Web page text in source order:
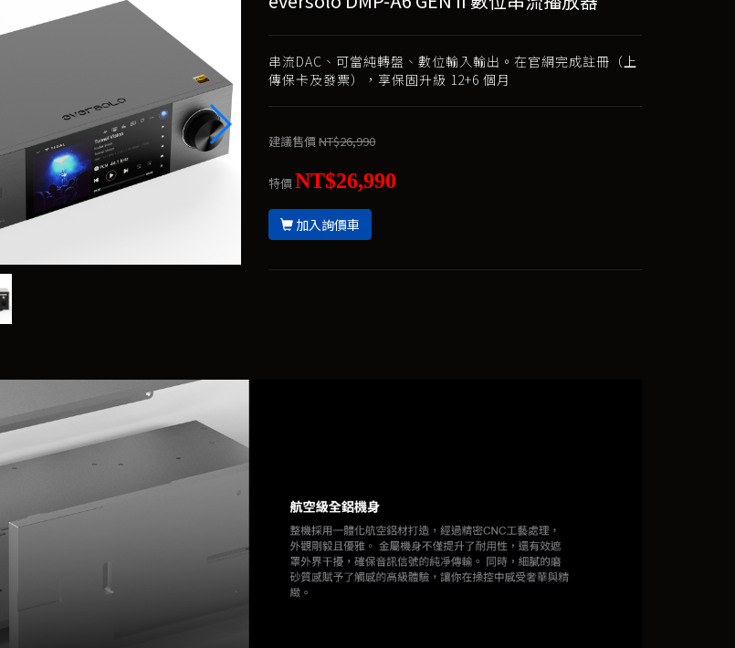
串流DAC、可當純轉盤、數位輸入輸出。在官網完成註冊（上
傳保卡及發票），享保固升級 12+6 個月
建議售價NT$26,990
特價NT$26,990
加入詢價車